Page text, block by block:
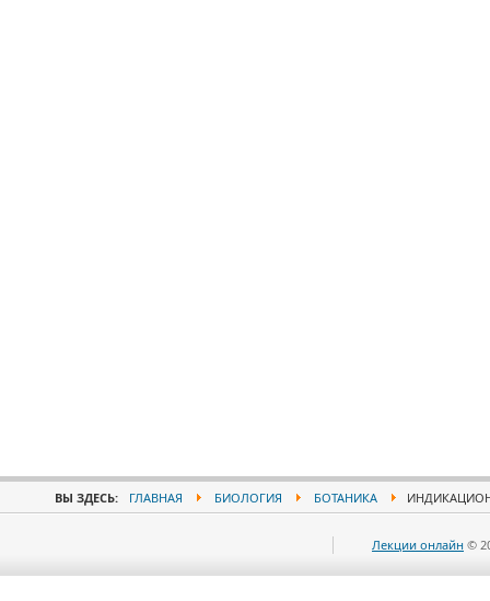
ВЫ ЗДЕСЬ: ГЛАВНАЯ БИОЛОГИЯ БОТАНИКА
Лекции онлайн ©